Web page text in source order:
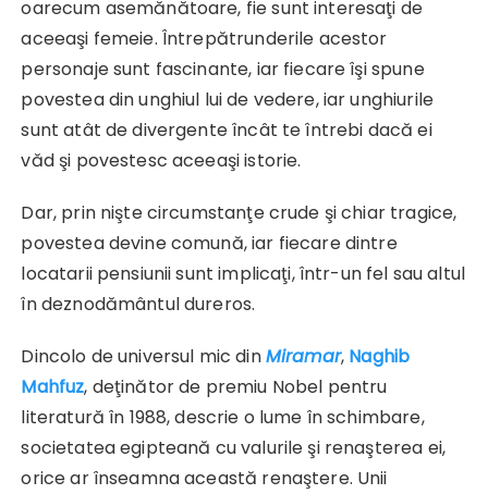
oarecum asemănătoare, fie sunt interesaţi de
aceeaşi femeie. Întrepătrunderile acestor
personaje sunt fascinante, iar fiecare îşi spune
povestea din unghiul lui de vedere, iar unghiurile
sunt atât de divergente încât te întrebi dacă ei
văd şi povestesc aceeaşi istorie.
Dar, prin nişte circumstanţe crude şi chiar tragice,
povestea devine comună, iar fiecare dintre
locatarii pensiunii sunt implicaţi, într-un fel sau altul
în deznodământul dureros.
Dincolo de universul mic dinMiramar, Naghib
Mahfuz, deţinător de premiu Nobel pentru
literatură în 1988, descrie o lume în schimbare,
societatea egipteană cu valurile şi renaşterea ei,
orice ar înseamna această renaştere. Unii